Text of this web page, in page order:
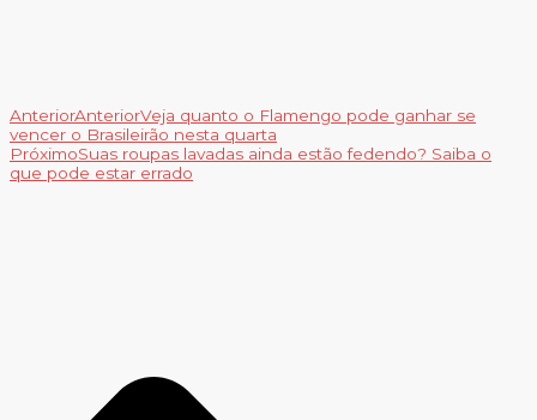
AnteriorAnteriorVeja quanto o Flamengo pode ganhar se
vencer o Brasileirão nesta quarta
PróximoSuas roupas lavadas ainda estão fedendo? Saiba o
que pode estar errado